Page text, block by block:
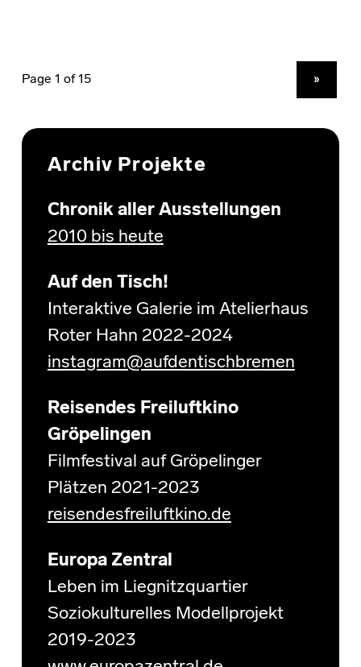
»
Archiv Projekte
Chronik aller Ausstellungen
2010 bis heute
Auf den Tisch!
Interaktive Galerie im Atelierhaus
Roter Hahn 2022-2024
instagram@aufdentischbremen
Reisendes Freiluftkino
Gröpelingen
Filmfestival auf Gröpelinger
Plätzen 2021-2023
reisendesfreiluftkino.de
Europa Zentral
Leben im Liegnitzquartier
Soziokulturelles Modellprojekt
2019-2023